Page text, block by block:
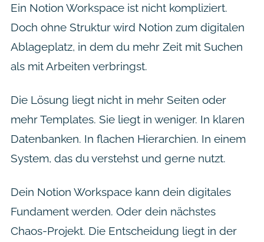
Ein Notion Workspace ist nicht kompliziert.
Doch ohne Struktur wird Notion zum digitalen
Ablageplatz, in dem du mehr Zeit mit Suchen
als mit Arbeiten verbringst.
Die Lösung liegt nicht in mehr Seiten oder
mehr Templates. Sie liegt in weniger. In klaren
Datenbanken. In flachen Hierarchien. In einem
System, das du verstehst und gerne nutzt.
Dein Notion Workspace kann dein digitales
Fundament werden. Oder dein nächstes
Chaos-Projekt. Die Entscheidung liegt in der